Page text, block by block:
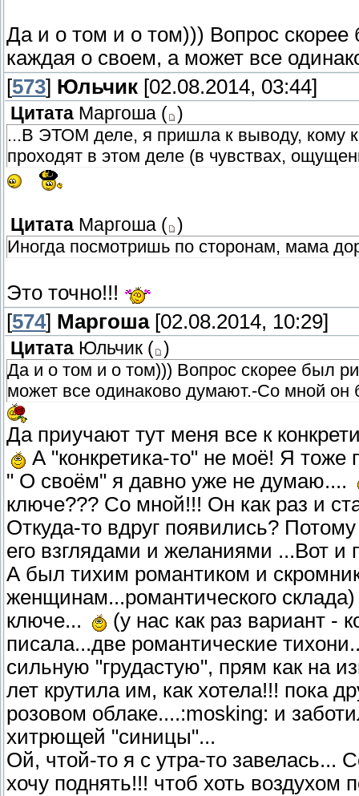
Да и о том и о том))) Вопрос
каждая о своем, а может все
[573] Юльчик [02.08.2014, 03:44]
Цитата Маргоша ( )
...В ЭТОМ деле, я пришла к выводу, кому
проходят в этом деле (в чувствах,
Цитата Маргоша ( )
Иногда посмотришь по сторонам, мама
Это точно!!!
[574] Маргоша[02.08.2014, 10:29]
Цитата Юльчик ( )
Да и о том и о том))) Вопрос скорее был
может все одинаково думают.-Со мной он
Да приучают тут меня все к
А "конкретика-то" не моё! Я
" О своём" я давно уже не думаю....
ключе??? Со мной!!! Он как раз и
Откуда-то вдруг появились?
его взглядами и желаниями ...Вот
А был тихим романтиком и
женщинам...романтического
ключе...
(у нас как раз вариант -
писала...две романтические
сильную "грудастую", прям как на
лет крутила им, как хотела!!! пока
розовом облаке....:mosking: и
хитрющей "синицы"...
Ой, чтой-то я с утра-то завелась...
хочу поднять!!! чтоб хоть